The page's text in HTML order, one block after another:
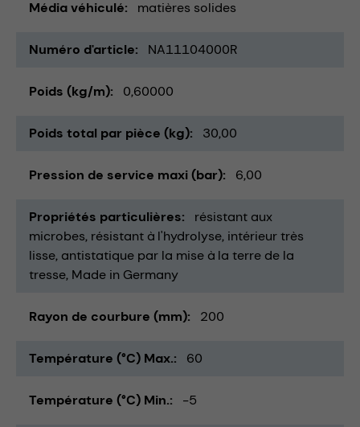
Média véhiculé matières solides
Numéro d'article NA11104000R
Poids (kg/m) 0,60000
Poids total par pièce (kg) 30,00
Pression de service maxi (bar) 6,00
Propriétés particulières
résistant aux
microbes résistant à l'hydrolyse intérieur très
lisse antistatique par la mise à la terre de la
tresse Made in Germany
Rayon de courbure (mm) 200
Température (°C) Max. 60
Température (°C) Min. -5